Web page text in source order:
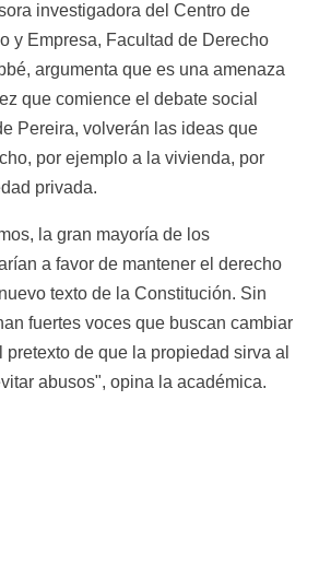
investigadora del Centro de
y Empresa, Facultad de Derecho
argumenta que es una amenaza
que comience el debate social
Pereira, volverán las ideas que
por ejemplo a la vivienda, por
privada.
la gran mayoría de los
a favor de mantener el derecho
texto de la Constitución. Sin
fuertes voces que buscan cambiar
de que la propiedad sirva al
abusos", opina la académica.